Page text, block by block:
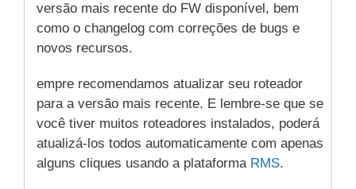
versão mais recente do FW disponível, bem
como o changelog com correções de bugs e
novos recursos.
empre recomendamos atualizar seu roteador
para a versão mais recente. E lembre-se que se
você tiver muitos roteadores instalados, poderá
atualizá-los todos automaticamente com apenas
alguns cliques usando a plataforma RMS.